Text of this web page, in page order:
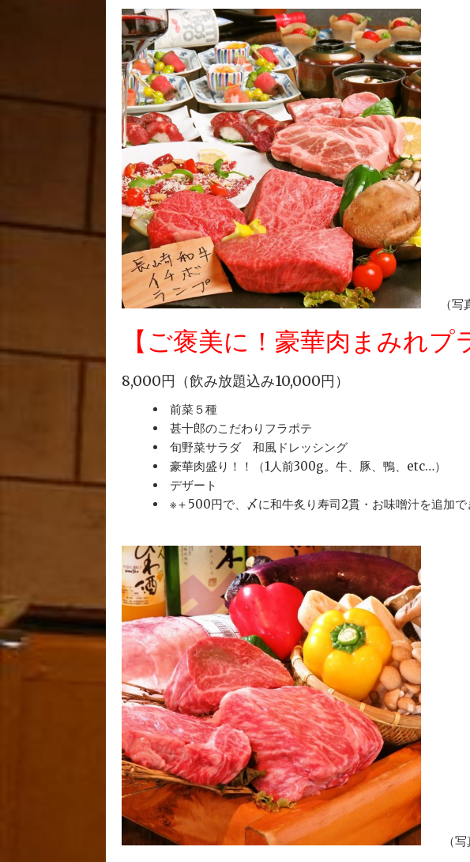
（写真
【ご褒美に！豪華肉まみれプ
8,000円（飲み放題込み10,000円）
前菜５種
甚十郎のこだわりフラポテ
旬野菜サラダ 和風ドレッシング
豪華肉盛り！！（1人前300g。牛、豚、鴨、etc…）
デザート
※＋500円で、〆に和牛炙り寿司2貫・お味噌汁を追加で
（写真